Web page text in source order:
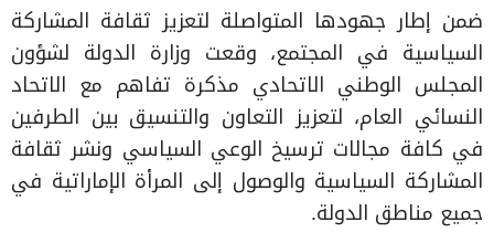
ضمن إطار جهودها المتواصلة لتعزيز ثقافة المشاركة
السياسية في المجتمع، وقعت وزارة الدولة لشؤون
المجلس الوطني الاتحادي مذكرة تفاهم مع الاتحاد
النسائي العام، لتعزيز التعاون والتنسيق بين الطرفين
في كافة مجالات ترسيخ الوعي السياسي ونشر ثقافة
المشاركة السياسية والوصول إلى المرأة الإماراتية في
جميع مناطق الدولة.